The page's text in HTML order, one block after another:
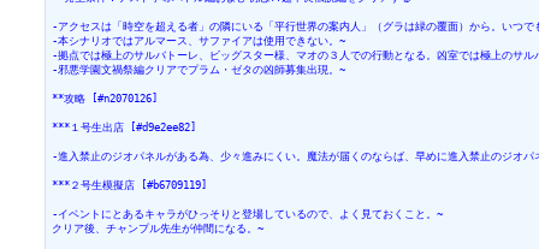
-アクセスは「時空を超える者」の隣にいる「平行世界の案内人」（グラは緑の覆面）から。いつで
-本シナリオではアルマース、サファイアは使用できない。~
-拠点では極上のサルバトーレ、ビッグスター様、マオの３人での行動となる。凶室では極上のサル
-邪悪学園文禍祭編クリアでプラム・ゼタの凶師募集出現。~
**攻略 [#n2070126]
***１号生出店 [#d9e2ee82]
-進入禁止のジオパネルがある為、少々進みにくい。魔法が届くのならば、早めに進入禁止のジオパ
***２号生模擬店 [#b6709119]
-イベントにとあるキャラがひっそりと登場しているので、よく見ておくこと。~
クリア後、チャンプル先生が仲間になる。~